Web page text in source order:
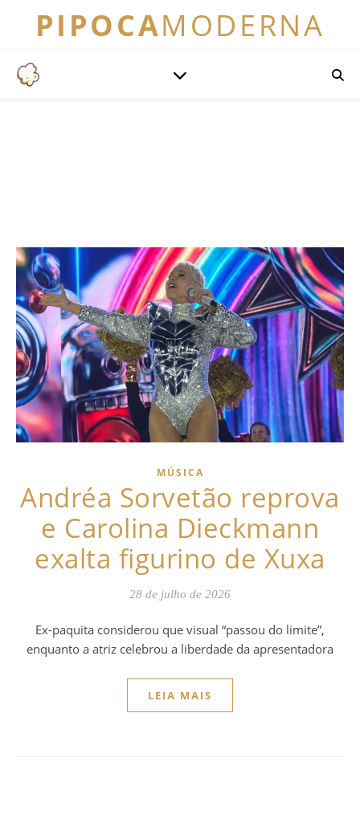
PIPOCAMODERNA
MÚSICA
Andréa Sorvetão reprova
e Carolina Dieckmann
exalta figurino de Xuxa
28 de julho de 2026
Ex-paquita considerou que visual “passou do limite”,
enquanto a atriz celebrou a liberdade da apresentadora
LEIA MAIS